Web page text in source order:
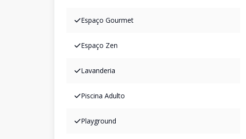
Espaço Gourmet
Espaço Zen
Lavanderia
Piscina Adulto
Playground